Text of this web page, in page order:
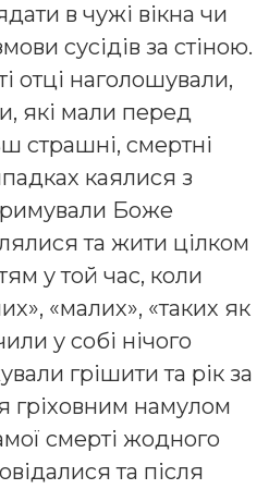
в чужі вікна чи
сусідів за стіною.
отці наголошували,
які мали перед
страшні, смертні
каялися з
Боже
та жити цілком
у той час, коли
«малих», «таких як
у собі нічого
грішити та рік за
гріховним намулом
смерті жодного
та після